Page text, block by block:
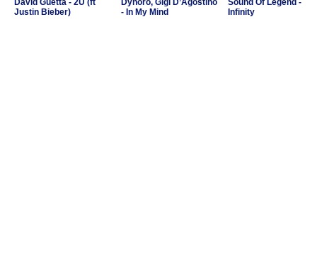
David Guetta - 2U (ft
Justin Bieber)
Dynoro, Gigi D’Agostino
- In My Mind
Sound Of Legend -
Infinity